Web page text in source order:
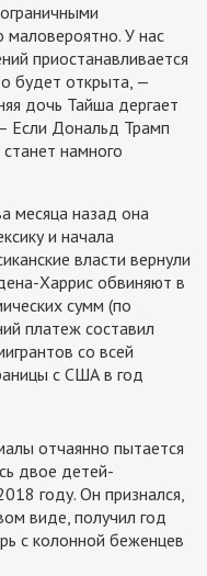
маловероятно. У нас
приостанавливается
будет открыта, —
дочь Тайша дергает
Если Дональд Трамп
намного
месяца назад она
и начала
власти вернули
Харрис обвиняют в
сумм (по
платеж составил
со всей
с США в год
отчаянно пытается
двое детей-
году. Он признался,
виде, получил год
с колонной беженцев